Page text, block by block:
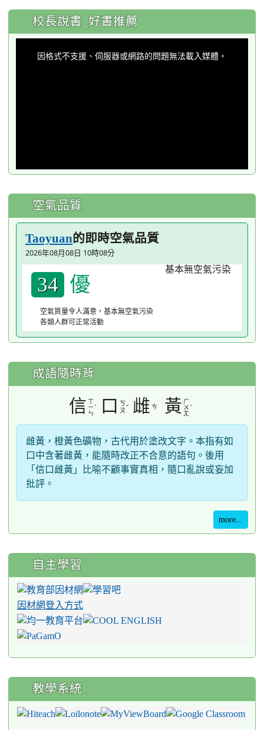
:::
校長說書_好書推薦
因格式不支援、伺服器或網路的問題無法載入媒體。
空氣品質
Taoyuan的即時空氣品質
2026年08月08日 10時08分
34 優
空氣質量令人滿意，基本無空氣污染
各類人群可正常活動
成語隨時背
信 ㄒ
ㄧ
ㄣ
ˋ 口 ㄎ
ㄡˇ 雌 ㄘ 黃 ㄏ
ㄨ
ㄤ
ˊ
雌黃，橙黃色礦物，古代用於塗改文字。本指有如
口中含著雌黃，能隨時改正不合意的語句。後用
「信口雌黃」比喻不顧事實真相，隨口亂說或妄加
批評。
more...
自主學習
因材網登入方式
教學系統